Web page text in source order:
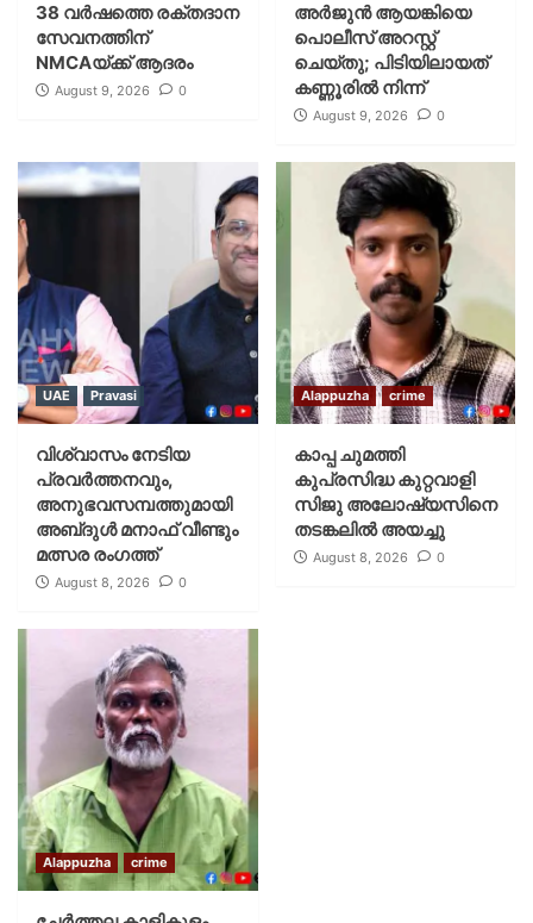
38 വർഷത്തെ രക്തദാന
സേവനത്തിന്
NMCAയ്ക്ക് ആദരം
August 9, 2026 0
അർജുൻ ആയങ്കിയെ
പൊലീസ് അറസ്റ്റ്
ചെയ്‌തു; പിടിയിലായത്
കണ്ണൂരിൽ നിന്ന്
August 9, 2026 0
UAE Pravasi
വിശ്വാസം നേടിയ
പ്രവർത്തനവും,
അനുഭവസമ്പത്തുമായി
അബ്‌ദുൾ മനാഫ് വീണ്ടും
മത്സര രംഗത്ത്
August 8, 2026 0
Alappuzha crime
കാപ്പ ചുമത്തി
കുപ്രസിദ്ധ കുറ്റവാളി
സിജു അലോഷ്യസിനെ
തടങ്കലിൽ അയച്ചു
August 8, 2026 0
Alappuzha crime